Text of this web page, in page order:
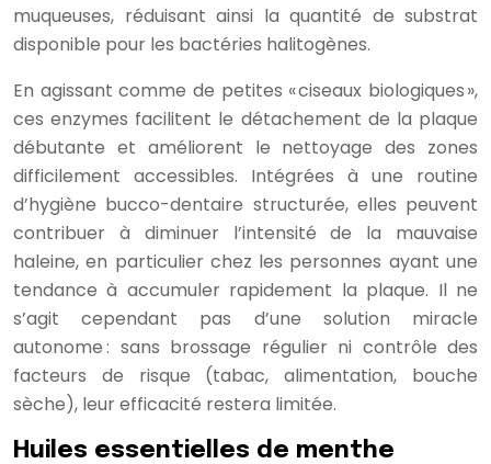
muqueuses, réduisant ainsi la quantité de substrat
disponible pour les bactéries halitogènes.
En agissant comme de petites « ciseaux biologiques »,
ces enzymes facilitent le détachement de la plaque
débutante et améliorent le nettoyage des zones
difficilement accessibles. Intégrées à une routine
d’hygiène bucco-dentaire structurée, elles peuvent
contribuer à diminuer l’intensité de la mauvaise
haleine, en particulier chez les personnes ayant une
tendance à accumuler rapidement la plaque. Il ne
s’agit cependant pas d’une solution miracle
autonome : sans brossage régulier ni contrôle des
facteurs de risque (tabac, alimentation, bouche
sèche), leur efficacité restera limitée.
Huiles essentielles de menthe